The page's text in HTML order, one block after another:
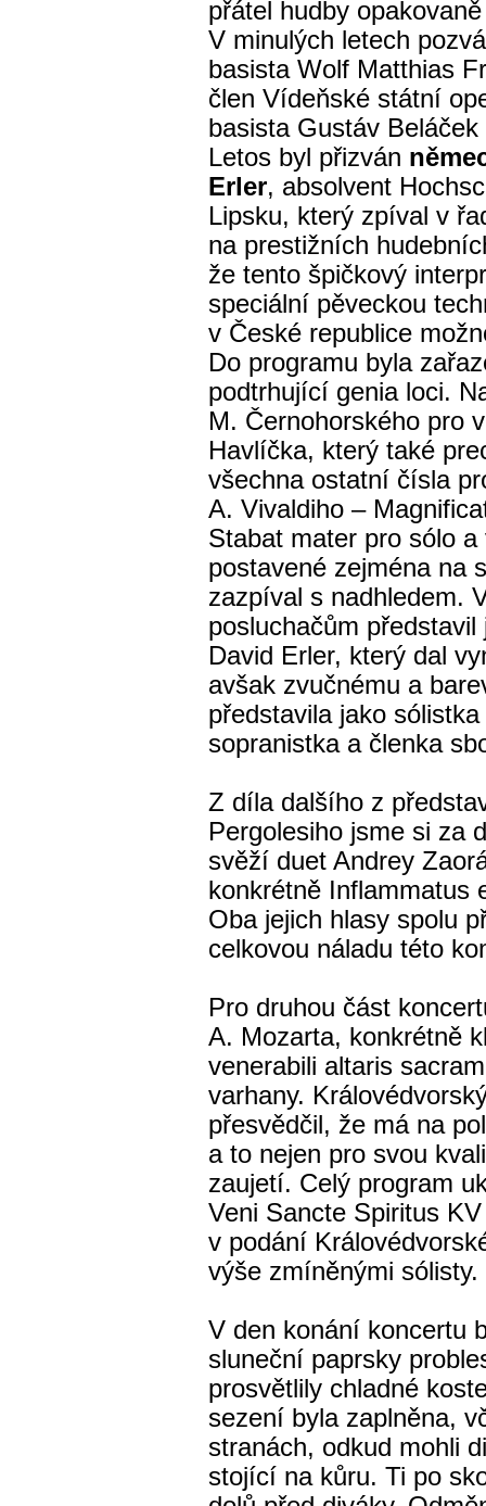
přátel hudby
V minulých letech
basista Wolf Matthias
člen Vídeňské státní
basista Gustáv
Letos byl přizván
Erler, absolvent
Lipsku, který zpíval v
na prestižních
že tento špičkový
speciální pěveckou
v České republice
Do programu byla
podtrhující genia loci.
M. Černohorského pro
Havlíčka, který také
všechna ostatní čísla
A. Vivaldiho –
Stabat mater pro sólo
postavené zejména na
zazpíval s nadhledem.
posluchačům
David Erler, který dal
avšak zvučnému a
představila jako
sopranistka a členka
Z díla dalšího z
Pergolesiho jsme si za
svěží duet Andrey
konkrétně Inflammatus
Oba jejich hlasy spolu
celkovou náladu této
Pro druhou část
A. Mozarta, konkrétně
venerabili altaris
varhany.
přesvědčil, že má na
a to nejen pro svou
zaujetí. Celý program
Veni Sancte Spiritus
v podání
výše zmíněnými sólisty.
V den konání koncertu
sluneční paprsky
prosvětlily chladné
sezení byla zaplněna,
stranách, odkud mohli
stojící na kůru. Ti po